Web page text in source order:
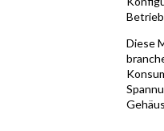
Diese